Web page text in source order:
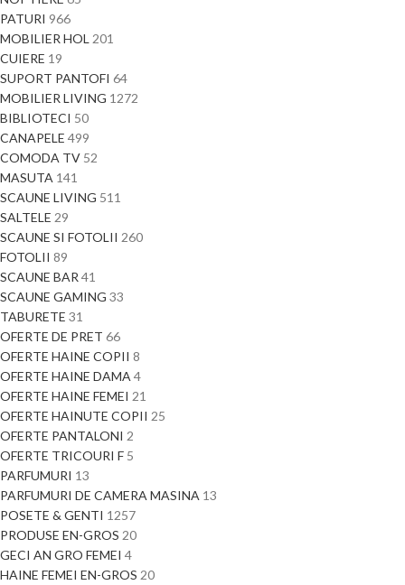
PATURI 966
MOBILIER HOL 201
CUIERE 19
SUPORT PANTOFI 64
MOBILIER LIVING 1272
BIBLIOTECI 50
CANAPELE 499
COMODA TV 52
MASUTA 141
SCAUNE LIVING 511
SALTELE 29
SCAUNE SI FOTOLII 260
FOTOLII 89
SCAUNE BAR 41
SCAUNE GAMING 33
TABURETE 31
OFERTE DE PRET 66
OFERTE HAINE COPII 8
OFERTE HAINE DAMA 4
OFERTE HAINE FEMEI 21
OFERTE HAINUTE COPII 25
OFERTE PANTALONI 2
OFERTE TRICOURI F 5
PARFUMURI 13
PARFUMURI DE CAMERA MASINA 13
POSETE & GENTI 1257
PRODUSE EN-GROS 20
GECI AN GRO FEMEI 4
HAINE FEMEI EN-GROS 20